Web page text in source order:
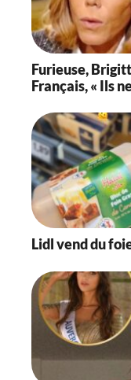
Furieuse,
Français, « Ils
Lidl vend du